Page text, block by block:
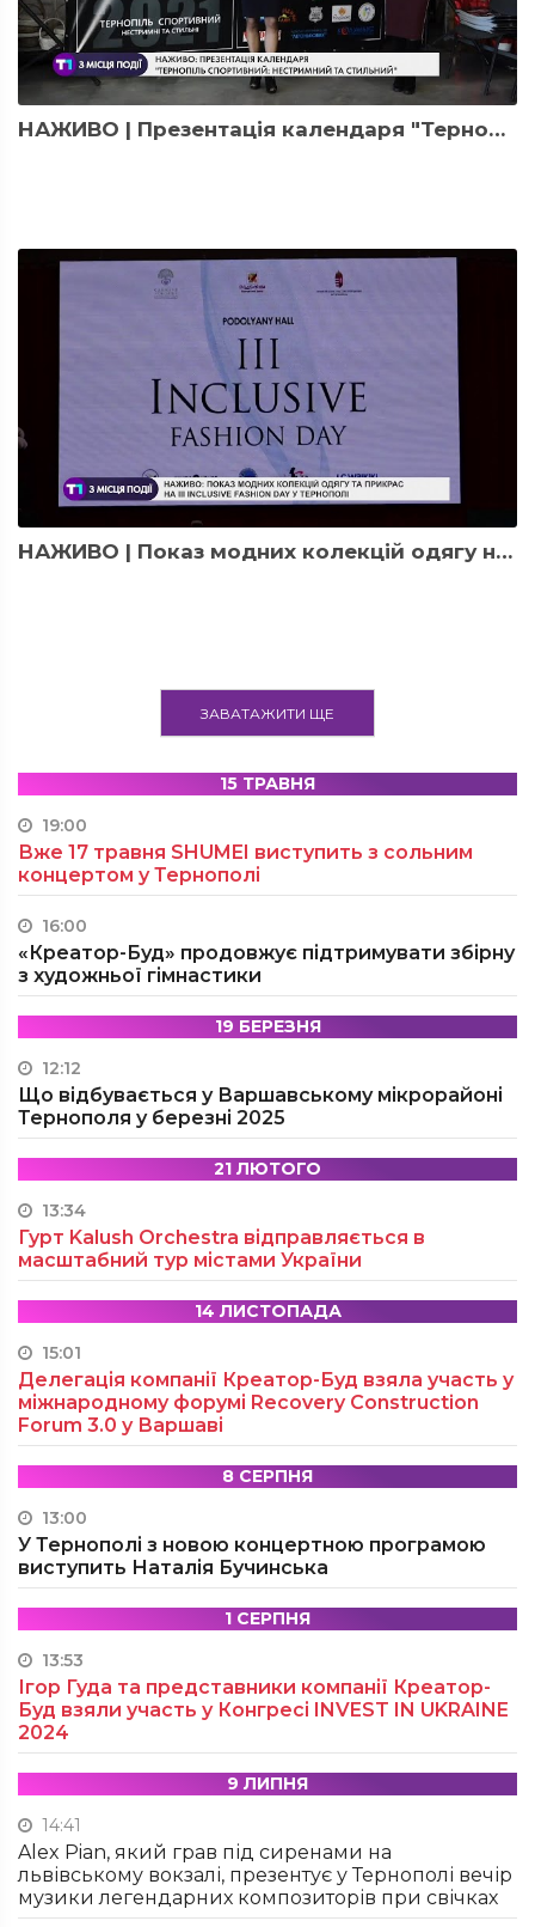
НАЖИВО | Презентація календаря "Тернопіль спортивний: нестримний та стильний"
НАЖИВО | Показ модних колекцій одягу на ІІІ Inclusive fashion day
ЗАВАТАЖИТИ ЩЕ
15 ТРАВНЯ
19:00
Вже 17 травня SHUMEI виступить з сольним
концертом у Тернополі
16:00
«Креатор-Буд» продовжує підтримувати збірну
з художньої гімнастики
19 БЕРЕЗНЯ
12:12
Що відбувається у Варшавському мікрорайоні
Тернополя у березні 2025
21 ЛЮТОГО
13:34
Гурт Kalush Orchestra відправляється в
масштабний тур містами України
14 ЛИСТОПАДА
15:01
Делегація компанії Креатор-Буд взяла участь у
міжнародному форумі Recovery Construction
Forum 3.0 у Варшаві
8 СЕРПНЯ
13:00
У Тернополі з новою концертною програмою
виступить Наталія Бучинська
1 СЕРПНЯ
13:53
Ігор Гуда та представники компанії Креатор-
Буд взяли участь у Конгресі INVEST IN UKRAINE
2024
9 ЛИПНЯ
14:41
Alex Pian, який грав під сиренами на
львівському вокзалі, презентує у Тернополі вечір
музики легендарних композиторів при свічках